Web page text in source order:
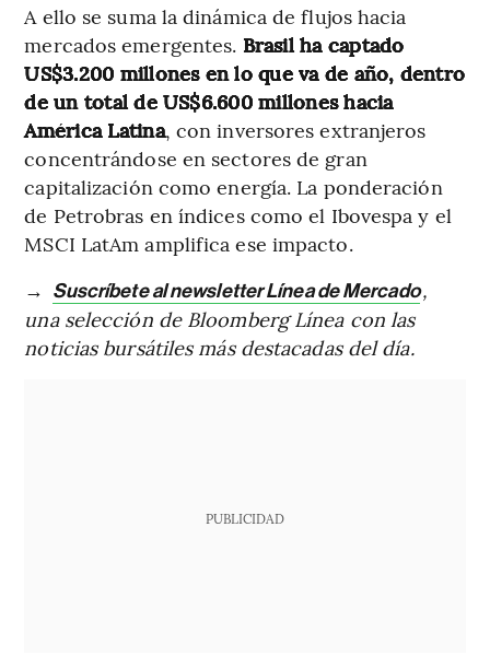
A ello se suma la dinámica de flujos hacia
mercados emergentes. Brasil ha captado
US$3.200 millones en lo que va de año, dentro
de un total de US$6.600 millones hacia
América Latina, con inversores extranjeros
concentrándose en sectores de gran
capitalización como energía. La ponderación
de Petrobras en índices como el Ibovespa y el
MSCI LatAm amplifica ese impacto.
→ Suscríbete al newsletter Línea de Mercado,
una selección de Bloomberg Línea con las
noticias bursátiles más destacadas del día.
PUBLICIDAD